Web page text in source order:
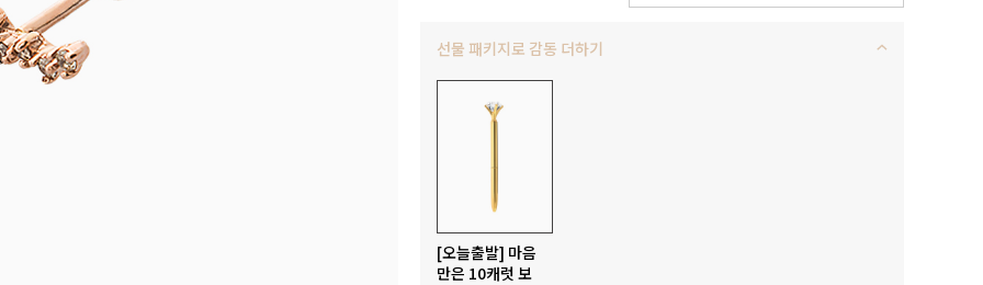
선물 패키지로 감동 더하기
[오늘출발] 마음
만은 10캐럿 보